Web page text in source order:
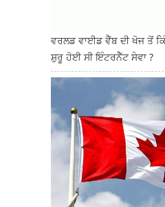
ਵਰਲਡ ਵਾਈਡ ਵੈੱਬ ਦੀ ਖੋਜ ਤੋਂ
ਸ਼ੁਰੂ ਹੋਈ ਸੀ ਇੰਟਰਨੈੱਟ ਸੇਵਾ ?